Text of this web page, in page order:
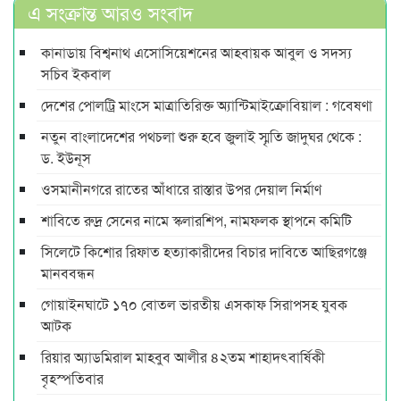
এ সংক্রান্ত আরও সংবাদ
কানাডায় বিশ্বনাথ এসোসিয়েশনের আহবায়ক আবুল ও সদস্য
সচিব ইকবাল
দেশের পোলট্রি মাংসে মাত্রাতিরিক্ত অ্যান্টিমাইক্রোবিয়াল : গবেষণা
নতুন বাংলাদেশের পথচলা শুরু হবে জুলাই স্মৃতি জাদুঘর থেকে :
ড. ইউনূস
ওসমানীনগরে রাতের আঁধারে রাস্তার উপর দেয়াল নির্মাণ
শাবিতে রুদ্র সেনের নামে স্কলারশিপ, নামফলক স্থাপনে কমিটি
সিলেটে কিশোর রিফাত হত্যাকারীদের বিচার দাবিতে আছিরগঞ্জে
মানববন্ধন
গোয়াইনঘাটে ১৭০ বোতল ভারতীয় এসকাফ সিরাপসহ যুবক
আটক
রিয়ার অ্যাডমিরাল মাহবুব আলীর ৪২তম শাহাদৎবার্ষিকী
বৃহস্পতিবার